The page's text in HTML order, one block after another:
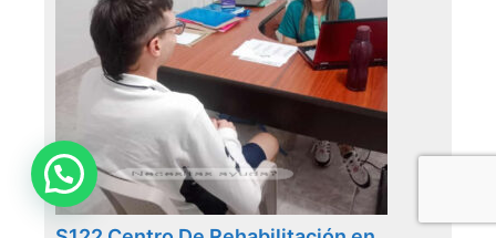
Necesitas ayuda?